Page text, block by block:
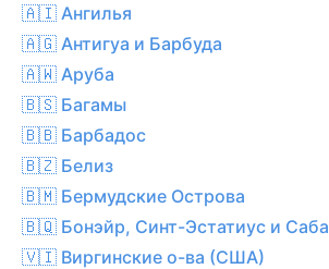
🇦🇮 Ангилья
🇦🇬 Антигуа и Барбуда
🇦🇼 Аруба
🇧🇸 Багамы
🇧🇧 Барбадос
🇧🇿 Белиз
🇧🇲 Бермудские Острова
🇧🇶 Бонэйр, Синт-Эстатиус и Саба
🇻🇮 Виргинские о-ва (США)